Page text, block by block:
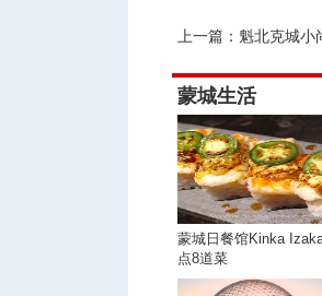
上一篇： 魁北克城小
蒙城生活
蒙城日餐馆Kinka
点8道菜